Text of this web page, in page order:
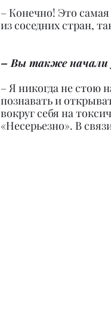
– Конечно! Это самая
из соседних стран,
– Вы также начали
– Я никогда не стою
познавать и
вокруг себя на
«Несерьезно». В